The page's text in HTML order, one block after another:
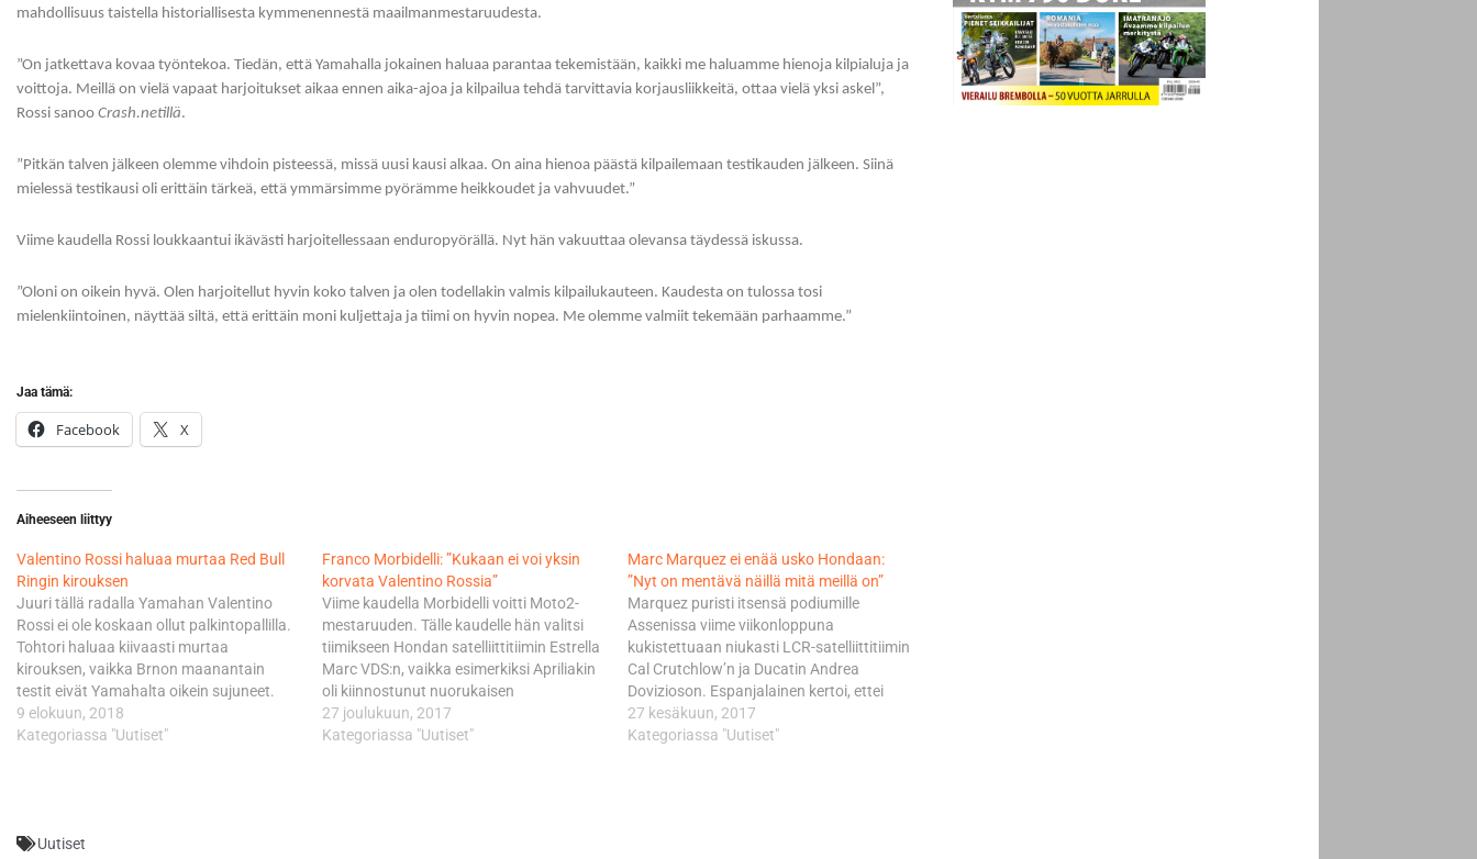
mahdollisuus taistella historiallisesta kymmenennestä maailmanmestaruudesta.
”On jatkettava kovaa työntekoa. Tiedän, että Yamahalla jokainen haluaa parantaa tekemistään, kaikki me haluamme hienoja kilpialuja ja
voittoja. Meillä on vielä vapaat harjoitukset aikaa ennen aika-ajoa ja kilpailua tehdä tarvittavia korjausliikkeitä, ottaa vielä yksi askel”,
Rossi sanoo Crash.netillä.
”Pitkän talven jälkeen olemme vihdoin pisteessä, missä uusi kausi alkaa. On aina hienoa päästä kilpailemaan testikauden jälkeen. Siinä
mielessä testikausi oli erittäin tärkeä, että ymmärsimme pyörämme heikkoudet ja vahvuudet.”
Viime kaudella Rossi loukkaantui ikävästi harjoitellessaan enduropyörällä. Nyt hän vakuuttaa olevansa täydessä iskussa.
”Oloni on oikein hyvä. Olen harjoitellut hyvin koko talven ja olen todellakin valmis kilpailukauteen. Kaudesta on tulossa tosi
mielenkiintoinen, näyttää siltä, että erittäin moni kuljettaja ja tiimi on hyvin nopea. Me olemme valmiit tekemään parhaamme.”
Jaa tämä:
Facebook X
Aiheeseen liittyy
Valentino Rossi haluaa murtaa Red Bull
Ringin kirouksen
Juuri tällä radalla Yamahan Valentino
Rossi ei ole koskaan ollut palkintopallilla.
Tohtori haluaa kiivaasti murtaa
kirouksen, vaikka Brnon maanantain
testit eivät Yamahalta oikein sujuneet.
”Elokuu on meille todella intensiivinen.
Kisat ja testit, sitten saman tien
9 elokuun, 2018
Kategoriassa "Uutiset"
Franco Morbidelli: ”Kukaan ei voi yksin
korvata Valentino Rossia”
Viime kaudella Morbidelli voitti Moto2-
mestaruuden. Tälle kaudelle hän valitsi
tiimikseen Hondan satelliittitiimin Estrella
Marc VDS:n, vaikka esimerkiksi Apriliakin
oli kiinnostunut nuorukaisen
palveluksista. Italian lehdistö on
oikeastaan jo vuosia miettinyt, kuka on
27 joulukuun, 2017
Kategoriassa "Uutiset"
Marc Marquez ei enää usko Hondaan:
”Nyt on mentävä näillä mitä meillä on”
Marquez puristi itsensä podiumille
Assenissa viime viikonloppuna
kukistettuaan niukasti LCR-satelliittitiimin
Cal Crutchlow’n ja Ducatin Andrea
Dovizioson. Espanjalainen kertoi, ettei
puristanut ihan niin lujaa kuin olisi
pystynyt, koska ei halunnut tililleen
27 kesäkuun, 2017
Kategoriassa "Uutiset"
Uutiset